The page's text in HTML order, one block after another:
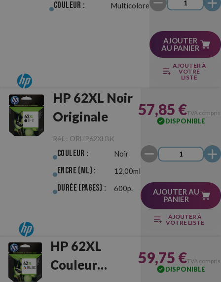
Negro/Color
Couleur : Multicolore
AJOUTER
AU PANIER
AJOUTER À
VOTRE
LISTE
HP 62XL Noir
Originale
Réf. : ORHP62XLBK
Couleur : Noir
Encre (ml) : 12,00ml
Durée (pages) : 600p.
57,85 €TVA
DISPONIBLE
AJOUTER AU
PANIER
AJOUTER À
VOTRE LISTE
HP 62XL
Couleur
59,75 €TVA
DISPONIBLE